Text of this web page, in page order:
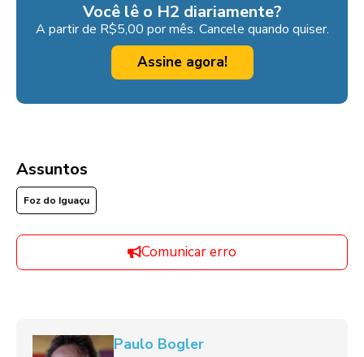
Você lê o H2 diariamente?
A partir de R$5,00 por mês. Cancele quando quiser.
Assine agora!
Assuntos
Foz do Iguaçu
Comunicar erro
Paulo Bogler